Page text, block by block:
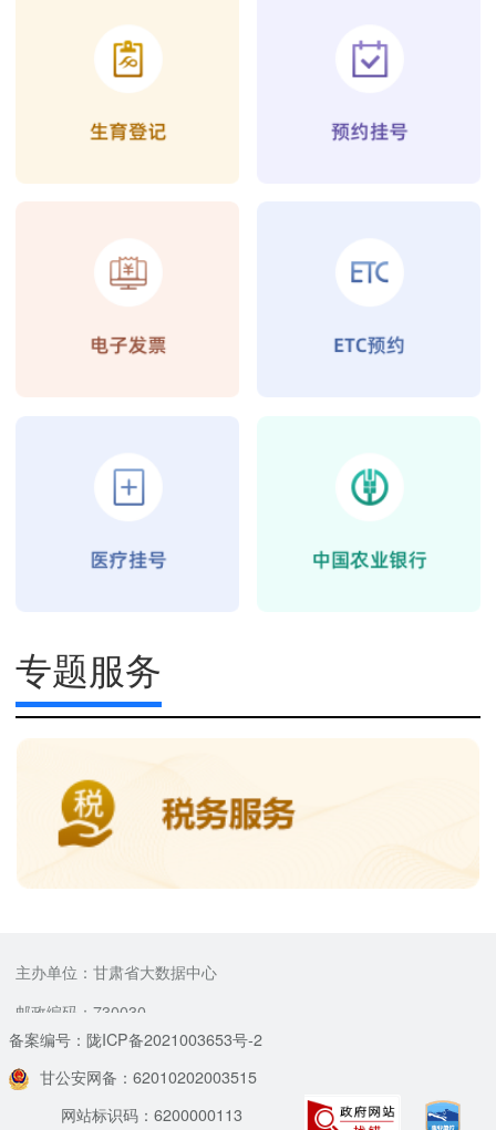
专题服务
主办单位：甘肃省大数据中心
邮政编码：730030
备案编号：陇ICP备2021003653号-2
甘公安网备：62010202003515
网站标识码：6200000113